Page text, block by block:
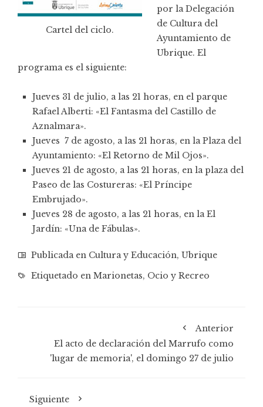
Cartel del ciclo.
por la Delegación
de Cultura del
Ayuntamiento de
Ubrique. El
programa es el siguiente:
Jueves 31 de julio, a las 21 horas, en el parque
Rafael Alberti: «El Fantasma del Castillo de
Aznalmara».
Jueves 7 de agosto, a las 21 horas, en la Plaza del
Ayuntamiento: «El Retorno de Mil Ojos».
Jueves 21 de agosto, a las 21 horas, en la plaza del
Paseo de las Costureras: «El Príncipe
Embrujado».
Jueves 28 de agosto, a las 21 horas, en la El
Jardín: «Una de Fábulas».
Publicada en Cultura y Educación, Ubrique
Etiquetado en Marionetas, Ocio y Recreo
Anterior
El acto de declaración del Marrufo como
'lugar de memoria', el domingo 27 de julio
Siguiente